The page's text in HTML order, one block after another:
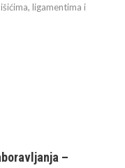
ligamentima i
–